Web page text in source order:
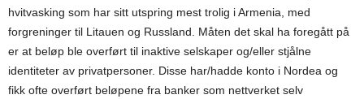
hvitvasking som har sitt utspring mest trolig i Armenia, med
forgreninger til Litauen og Russland. Måten det skal ha foregått på
er at beløp ble overført til inaktive selskaper og/eller stjålne
identiteter av privatpersoner. Disse har/hadde konto i Nordea og
fikk ofte overført beløpene fra banker som nettverket selv